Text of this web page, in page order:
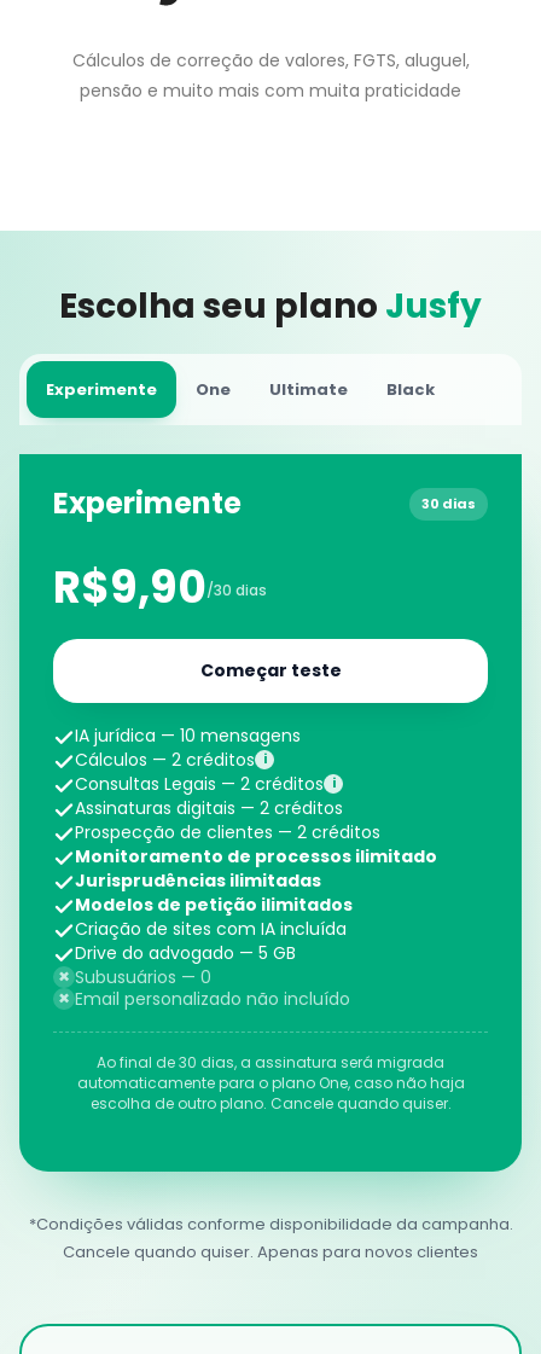
Cálculos de correção de valores, FGTS, aluguel,
pensão e muito mais com muita praticidade
Escolha seu plano Jusfy
Experimente One Ultimate Black
Experimente 30 dias
R$9,90/30 dias
Começar teste
IA jurídica — 10 mensagens
Cálculos — 2 créditos i
Consultas Legais — 2 créditos i
Assinaturas digitais — 2 créditos
Prospecção de clientes — 2 créditos
Monitoramento de processos ilimitado
Jurisprudências ilimitadas
Modelos de petição ilimitados
Criação de sites com IA incluída
Drive do advogado — 5 GB
× Subusuários — 0
× Email personalizado não incluído
Ao final de 30 dias, a assinatura será migrada
automaticamente para o plano One, caso não haja
escolha de outro plano. Cancele quando quiser.
*Condições válidas conforme disponibilidade da campanha.
Cancele quando quiser. Apenas para novos clientes